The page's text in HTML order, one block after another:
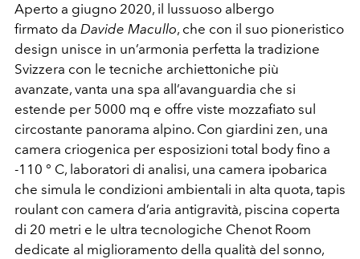
Aperto a giugno 2020, il lussuoso albergo
firmato da Davide Macullo, che con il suo pioneristico
design unisce in un’armonia perfetta la tradizione
Svizzera con le tecniche archiettoniche più
avanzate, vanta una spa all’avanguardia che si
estende per 5000 mq e offre viste mozzafiato sul
circostante panorama alpino. Con giardini zen, una
camera criogenica per esposizioni total body fino a
-110 ° C, laboratori di analisi, una camera ipobarica
che simula le condizioni ambientali in alta quota, tapis
roulant con camera d’aria antigravità, piscina coperta
di 20 metri e le ultra tecnologiche Chenot Room
dedicate al miglioramento della qualità del sonno,